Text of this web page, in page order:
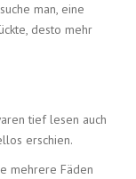
man, eine
desto mehr
tief lesen auch
erschien.
mehrere Fäden